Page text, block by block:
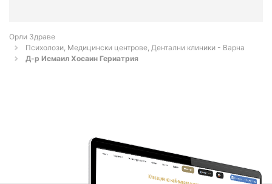
Орли Здраве
Психолози, Медицински центрове, Дентални клиники - Варна
Д-р Исмаил Хосаин Гериатрия